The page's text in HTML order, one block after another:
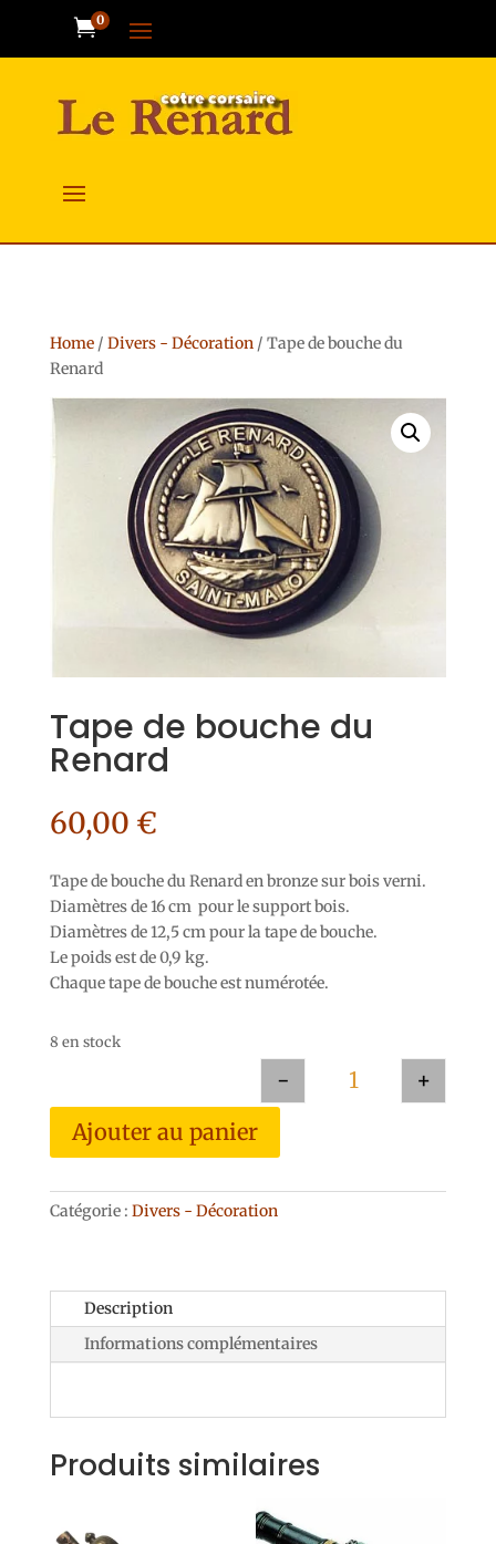
0
Home/ Divers - Décoration/ Tape de bouche du
Renard
Tape de bouche du
Renard
60,00 €
Tape de bouche du Renard en bronze sur bois verni.
Diamètres de 16 cm pour le support bois.
Diamètres de 12,5 cm pour la tape de bouche.
Le poids est de 0,9 kg.
Chaque tape de bouche est numérotée.
8 en stock
quantité de Tape
-
+
Ajouter au panier
Catégorie : Divers - Décoration
Description
Informations complémentaires
Produits similaires